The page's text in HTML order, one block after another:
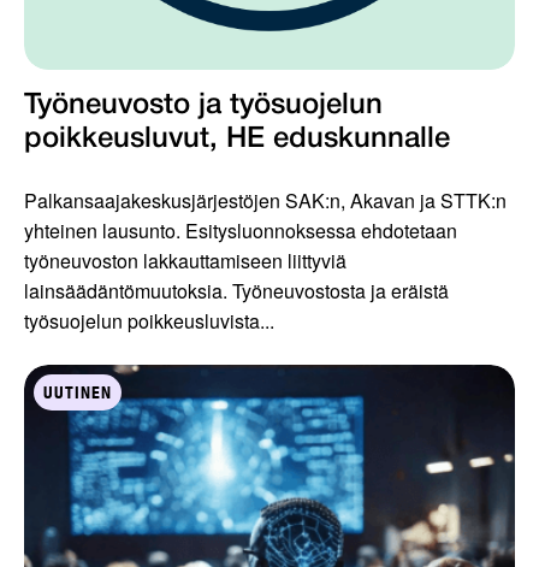
Työneuvosto ja työsuojelun
poikkeusluvut, HE eduskunnalle
Palkansaajakeskusjärjestöjen SAK:n, Akavan ja STTK:n
yhteinen lausunto. Esitysluonnoksessa ehdotetaan
työneuvoston lakkauttamiseen liittyviä
lainsäädäntömuutoksia. Työneuvostosta ja eräistä
työsuojelun poikkeusluvista...
UUTINEN